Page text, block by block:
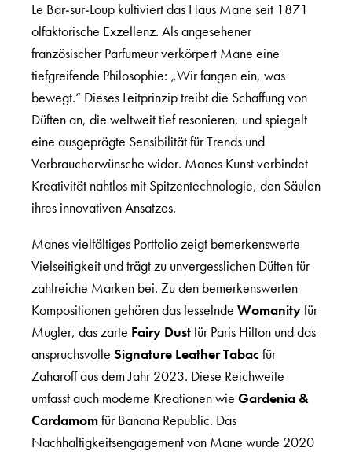
Le Bar-sur-Loup kultiviert das Haus Mane seit 1871
olfaktorische Exzellenz. Als angesehener
französischer Parfumeur verkörpert Mane eine
tiefgreifende Philosophie: „Wir fangen ein, was
bewegt.“ Dieses Leitprinzip treibt die Schaffung von
Düften an, die weltweit tief resonieren, und spiegelt
eine ausgeprägte Sensibilität für Trends und
Verbraucherwünsche wider. Manes Kunst verbindet
Kreativität nahtlos mit Spitzentechnologie, den Säulen
ihres innovativen Ansatzes.
Manes vielfältiges Portfolio zeigt bemerkenswerte
Vielseitigkeit und trägt zu unvergesslichen Düften für
zahlreiche Marken bei. Zu den bemerkenswerten
Kompositionen gehören das fesselnde Womanityfür
Mugler, das zarte Fairy Dustfür Paris Hilton und das
anspruchsvolle Signature Leather Tabac für
Zaharoff aus dem Jahr 2023. Diese Reichweite
umfasst auch moderne Kreationen wie Gardenia &
Cardamomfür Banana Republic. Das
Nachhaltigkeitsengagement von Mane wurde 2020